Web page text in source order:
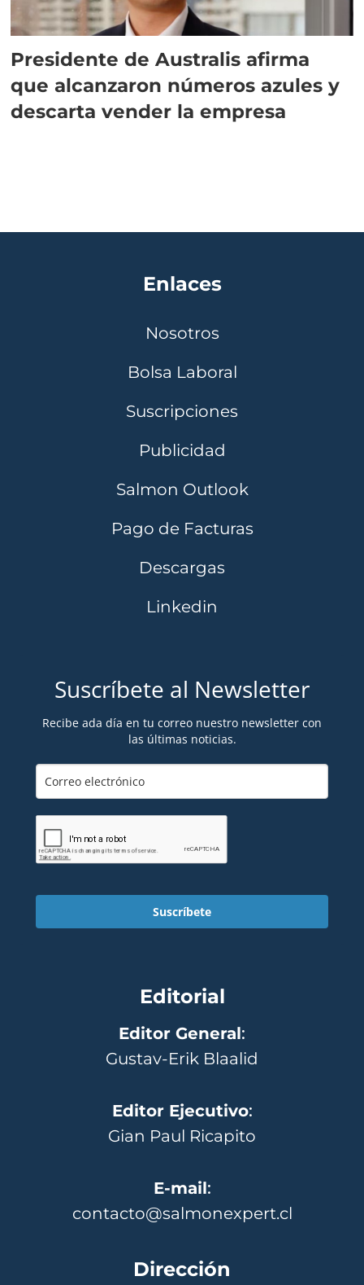
Presidente de Australis afirma
que alcanzaron números azules y
descarta vender la empresa
Enlaces
Nosotros
Bolsa Laboral
Suscripciones
Publicidad
Salmon Outlook
Pago de Facturas
Descargas
Linkedin
Suscríbete al Newsletter
Recibe ada día en tu correo nuestro newsletter con
las últimas noticias.
Suscríbete
Editorial
Editor General:
Gustav-Erik Blaalid
Editor Ejecutivo:
Gian Paul Ricapito
E-mail:
contacto@salmonexpert.cl
Dirección